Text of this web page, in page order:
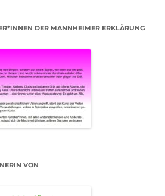
DER MANNHEIMER ERKLÄRUNG
VON